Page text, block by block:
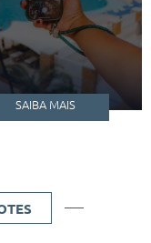
SAIBA MAIS